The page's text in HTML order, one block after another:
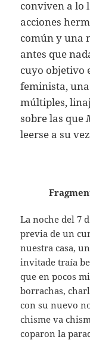
conviven a lo
acciones
común y una
antes que
cuyo objetivo
feminista,
múltiples,
sobre las que
leerse a su
La noche del 7
previa de un
nuestra casa,
invitade traía
que en pocos
borrachas,
con su nuevo
chisme va
coparon la